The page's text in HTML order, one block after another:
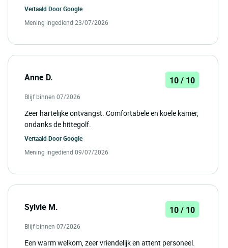
Vertaald DoorGoogle
Mening ingediend 23/07/2026
Anne D. 10 / 10
Blijf binnen 07/2026
Zeer hartelijke ontvangst. Comfortabele en koele kamer,
ondanks de hittegolf.
Vertaald DoorGoogle
Mening ingediend 09/07/2026
Sylvie M. 10 / 10
Blijf binnen 07/2026
Een warm welkom, zeer vriendelijk en attent personeel.